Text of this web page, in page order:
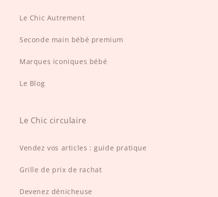
Le Chic Autrement
Seconde main bébé premium
Marques iconiques bébé
Le Blog
Le Chic circulaire
Vendez vos articles : guide pratique
Grille de prix de rachat
Devenez dénicheuse